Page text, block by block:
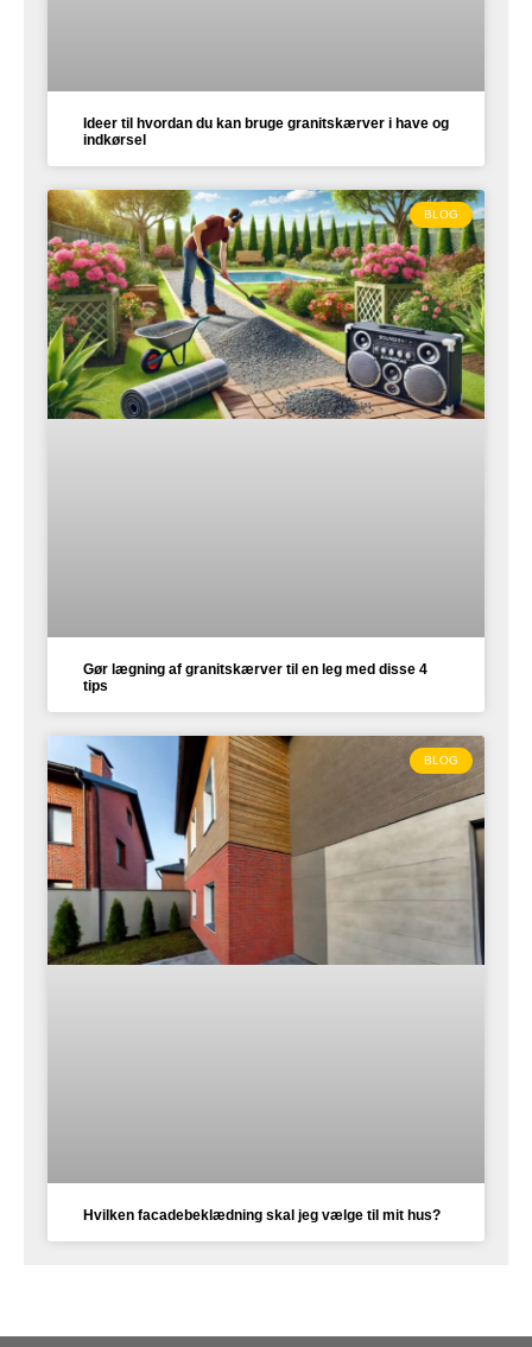
Ideer til hvordan du kan bruge granitskærver i have og
indkørsel
BLOG
Gør lægning af granitskærver til en leg med disse 4
tips
BLOG
Hvilken facadebeklædning skal jeg vælge til mit hus?